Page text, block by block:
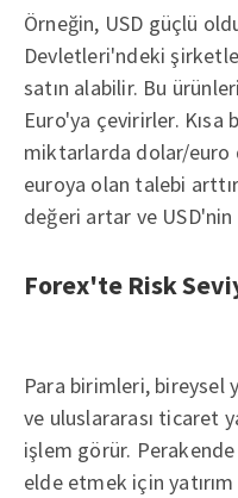
Örneğin, USD güçlü
Devletleri'ndeki
satın alabilir. Bu
Euro'ya çevirirler. Kısa
miktarlarda dolar/euro
euroya olan talebi
değeri artar ve
Forex'te Risk
Para birimleri, bireysel
ve uluslararası ticaret
işlem görür. Perakende
elde etmek için